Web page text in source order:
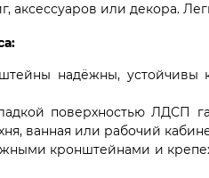
аксессуаров или декора.
надёжны,
поверхностью ЛДСП
ванная или рабочий
кронштейнами и